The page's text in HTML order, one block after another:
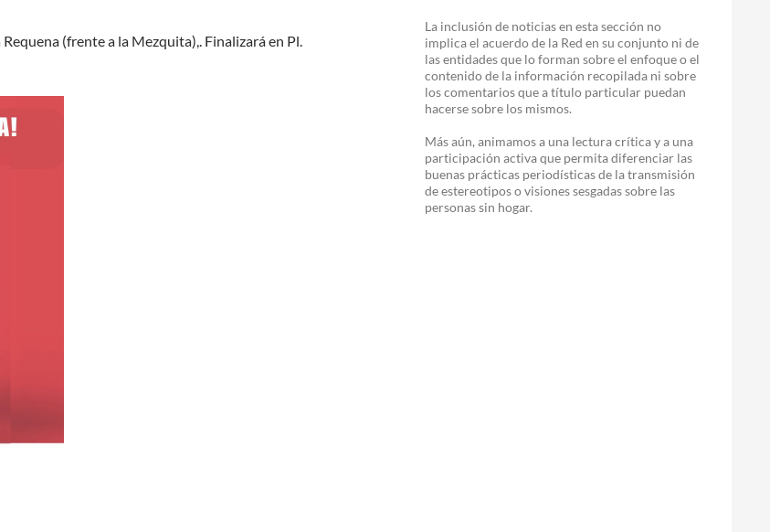
(frente a la Mezquita),. Finalizará en Pl.
La inclusión de noticias en esta sección no
implica el acuerdo de la Red en su conjunto ni de
las entidades que lo forman sobre el enfoque o el
contenido de la información recopilada ni sobre
los comentarios que a título particular puedan
hacerse sobre los mismos.
Más aún, animamos a una lectura crítica y a una
participación activa que permita diferenciar las
buenas prácticas periodísticas de la transmisión
de estereotipos o visiones sesgadas sobre las
personas sin hogar.